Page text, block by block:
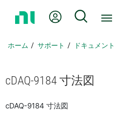
ペ
に
戻
Myアカウント
検索
ホーム サポート ドキュメント
cDAQ-9184 寸法図
cDAQ-9184 寸法図